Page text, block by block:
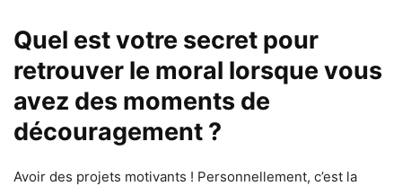
Quel est votre secret pour
retrouver le moral lorsque vous
avez des moments de
découragement ?
Avoir des projets motivants ! Personnellement, c’est la